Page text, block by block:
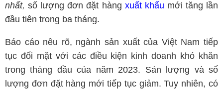
nhất, số lượng đơn đặt hàng xuất khẩu mới tăng lần
đầu tiên trong ba tháng.
Báo cáo nêu rõ, ngành sản xuất của Việt Nam tiếp
tục đối mặt với các điều kiện kinh doanh khó khăn
trong tháng đầu của năm 2023. Sản lượng và số
lượng đơn đặt hàng mới tiếp tục giảm. Tuy nhiên, có